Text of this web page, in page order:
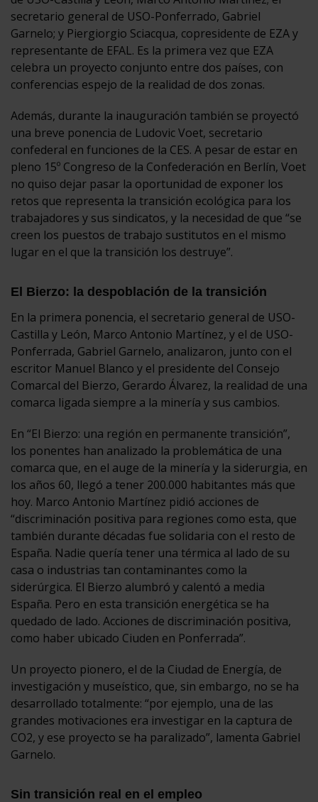
secretario general de USO-Ponferrado, Gabriel
Garnelo; y Piergiorgio Sciacqua, copresidente de EZA y
representante de EFAL. Es la primera vez que EZA
celebra un proyecto conjunto entre dos países, con
conferencias espejo de la realidad de dos zonas.
Además, durante la inauguración también se proyectó
una breve ponencia de Ludovic Voet, secretario
confederal en funciones de la CES. A pesar de estar en
pleno 15º Congreso de la Confederación en Berlín, Voet
no quiso dejar pasar la oportunidad de exponer los
retos que representa la transición ecológica para los
trabajadores y sus sindicatos, y la necesidad de que “se
creen los puestos de trabajo sustitutos en el mismo
lugar en el que la transición los destruye”.
El Bierzo: la despoblación de la transición
En la primera ponencia, el secretario general de USO-
Castilla y León, Marco Antonio Martínez, y el de USO-
Ponferrada, Gabriel Garnelo, analizaron, junto con el
escritor Manuel Blanco y el presidente del Consejo
Comarcal del Bierzo, Gerardo Álvarez, la realidad de una
comarca ligada siempre a la minería y sus cambios.
En “El Bierzo: una región en permanente transición”,
los ponentes han analizado la problemática de una
comarca que, en el auge de la minería y la siderurgia, en
los años 60, llegó a tener 200.000 habitantes más que
hoy. Marco Antonio Martínez pidió acciones de
“discriminación positiva para regiones como esta, que
también durante décadas fue solidaria con el resto de
España. Nadie quería tener una térmica al lado de su
casa o industrias tan contaminantes como la
siderúrgica. El Bierzo alumbró y calentó a media
España. Pero en esta transición energética se ha
quedado de lado. Acciones de discriminación positiva,
como haber ubicado Ciuden en Ponferrada”.
Un proyecto pionero, el de la Ciudad de Energía, de
investigación y museístico, que, sin embargo, no se ha
desarrollado totalmente: “por ejemplo, una de las
grandes motivaciones era investigar en la captura de
CO2, y ese proyecto se ha paralizado”, lamenta Gabriel
Garnelo.
Sin transición real en el empleo